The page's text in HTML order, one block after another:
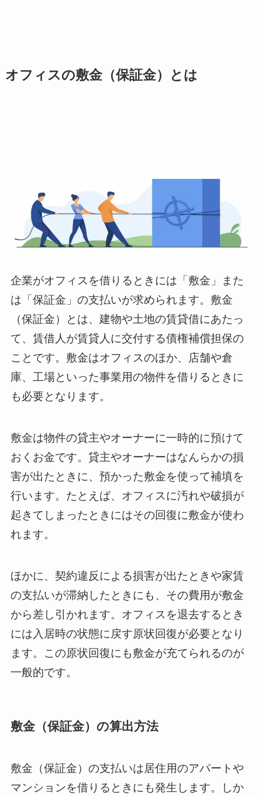
オフィスの敷金（保証金）とは
企業がオフィスを借りるときには「敷金」また
は「保証金」の支払いが求められます。敷金
（保証金）とは、建物や土地の賃貸借にあたっ
て、賃借人が賃貸人に交付する債権補償担保の
ことです。敷金はオフィスのほか、店舗や倉
庫、工場といった事業用の物件を借りるときに
も必要となります。
敷金は物件の貸主やオーナーに一時的に預けて
おくお金です。貸主やオーナーはなんらかの損
害が出たときに、預かった敷金を使って補填を
行います。たとえば、オフィスに汚れや破損が
起きてしまったときにはその回復に敷金が使わ
れます。
ほかに、契約違反による損害が出たときや家賃
の支払いが滞納したときにも、その費用が敷金
から差し引かれます。オフィスを退去するとき
には入居時の状態に戻す原状回復が必要となり
ます。この原状回復にも敷金が充てられるのが
一般的です。
敷金（保証金）の算出方法
敷金（保証金）の支払いは居住用のアパートや
マンションを借りるときにも発生します。しか